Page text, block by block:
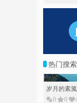
热门搜索
岁月的素䇳
0
0